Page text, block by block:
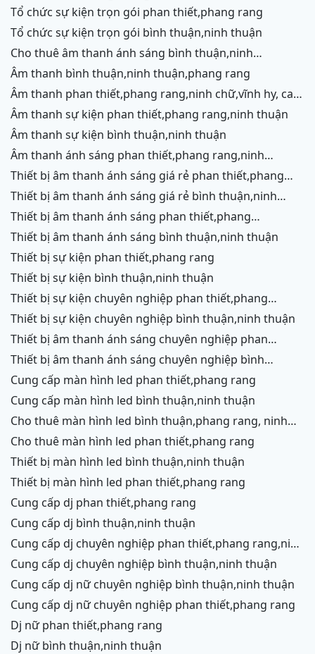
tổ chức sự kiện trọn gói phan thiết,phang rang
tổ chức sự kiện trọn gói bình thuận,ninh thuận
cho thuê âm thanh ánh sáng bình thuận,ninh
thuận,ninh chữ,vĩnh hy,phang rang,cam ranh
âm thanh bình thuận,ninh thuận,phang rang
âm thanh phan thiết,phang rang,ninh chữ,vĩnh hy, cam
ranh
âm thanh sự kiện phan thiết,phang rang,ninh thuận
âm thanh sự kiện bình thuận,ninh thuận
âm thanh ánh sáng phan thiết,phang rang,ninh
chữ,vĩnh hy,cam ranh
thiết bị âm thanh ánh sáng giá rẻ phan thiết,phang
rang,ninh chữ,vĩnh hy, ninh thuận
thiết bị âm thanh ánh sáng giá rẻ bình thuận,ninh
thuận
thiết bị âm thanh ánh sáng phan thiết,phang
rang,ninh chữ,vĩnh hy,cam ranh
thiết bị âm thanh ánh sáng bình thuận,ninh thuận
thiết bị sự kiện phan thiết,phang rang
thiết bị sự kiện bình thuận,ninh thuận
thiết bị sự kiện chuyên nghiệp phan thiết,phang
rang,ninh chữ,vĩnh hy,cam ranh
thiết bị sự kiện chuyên nghiệp bình thuận,ninh thuận
thiết bị âm thanh ánh sáng chuyên nghiệp phan
thiết,phang rang,ninh chữ,vĩnh hy,cam ranh,ninh
thiết bị âm thanh ánh sáng chuyên nghiệp bình
thuận,ninh thuận
cung cấp màn hình led phan thiết,phang rang
cung cấp màn hình led bình thuận,ninh thuận
cho thuê màn hình led bình thuận,phang rang, ninh
thuận
cho thuê màn hình led phan thiết,phang rang
thiết bị màn hình led bình thuận,ninh thuận
thiết bị màn hình led phan thiết,phang rang
cung cấp dj phan thiết,phang rang
cung cấp dj bình thuận,ninh thuận
cung cấp dj chuyên nghiệp phan thiết,phang rang,ninh
chữ,vĩnh hy
cung cấp dj chuyên nghiệp bình thuận,ninh thuận
cung cấp dj nữ chuyên nghiệp bình thuận,ninh thuận
cung cấp dj nữ chuyên nghiệp phan thiết,phang rang
dj nữ phan thiết,phang rang
dj nữ bình thuận,ninh thuận